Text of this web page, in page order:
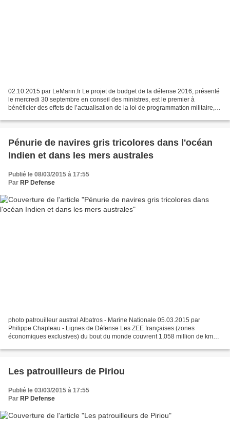
02.10.2015 par LeMarin.fr Le projet de budget de la défense 2016, présenté
le mercredi 30 septembre en conseil des ministres, est le premier à
bénéficier des effets de l’actualisation de la loi de programmation militaire,
Pénurie de navires gris tricolores dans l'océan
Indien et dans les mers australes
Publié le 08/03/2015 à 17:55
Par RP Defense
photo patrouilleur austral Albatros - Marine Nationale 05.03.2015 par
Philippe Chapleau - Lignes de Défense Les ZEE françaises (zones
économiques exclusives) du bout du monde couvrent 1,058 million de km2
Les patrouilleurs de Piriou
Publié le 03/03/2015 à 17:55
Par RP Defense